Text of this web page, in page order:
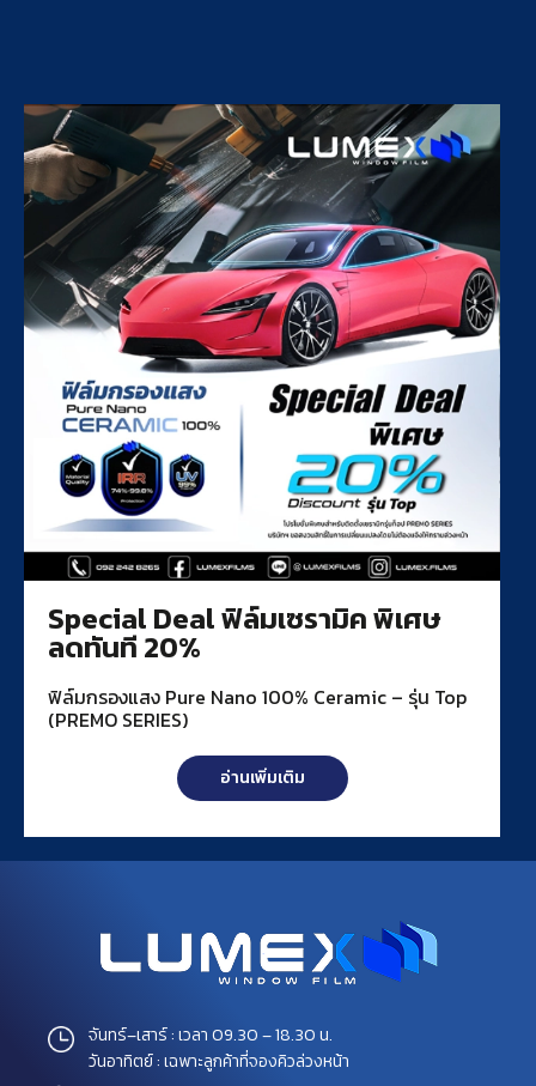
Special Deal ฟิล์มเซรามิค พิเศษ
ลดทันที 20%
ฟิล์มกรองแสง Pure Nano 100% Ceramic – รุ่น Top
(PREMO SERIES)
อ่านเพิ่มเติม
จันทร์–เสาร์ : เวลา 09.30 – 18.30 น.
วันอาทิตย์ : เฉพาะลูกค้าที่จองคิวล่วงหน้า